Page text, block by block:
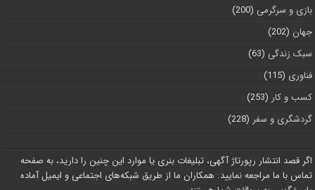
بازی و سرگرمی (200)
جهان (202)
سبک زندگی (63)
فناوری (115)
کسب و کار (253)
گردشگری و سفر (228)
اگر قصد انتشار رپورتاژ آگهی، تبلیغات بنری یا موارد این چنین را دارید، به صفحه
تماس با ما مراجعه نمایید. همکاران ما از طریق شبکه‌های اجتماعی و ایمیل آماده